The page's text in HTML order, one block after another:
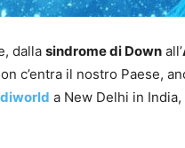
dalla sindrome di Down all’
c’entra il nostro Paese,
a New Delhi in